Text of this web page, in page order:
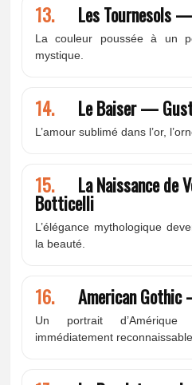
13. Les Tournesols
La couleur poussée à un
mystique.
14. Le Baiser —
L’amour sublimé dans l’or,
15. La Naissance de
Botticelli
L’élégance mythologique
la beauté.
16. American
Un portrait
immédiatement reconnaissable.